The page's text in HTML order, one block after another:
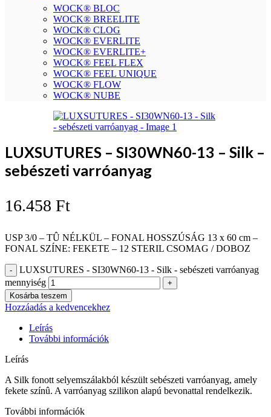
WOCK® BLOC
WOCK® BREELITE
WOCK® CLOG
WOCK® EVERLITE
WOCK® EVERLITE+
WOCK® FEEL FLEX
WOCK® FEEL UNIQUE
WOCK® FLOW
WOCK® NUBE
LUXSUTURES – SI30WN60-13 – Silk –
sebészeti varróanyag
16.458 Ft
USP 3/0 – TÛ NÉLKÜL – FONAL HOSSZÚSÁG 13 x 60 cm –
FONAL SZÍNE: FEKETE – 12 STERIL CSOMAG / DOBOZ
LUXSUTURES - SI30WN60-13 - Silk - sebészeti varróanyag
mennyiség
Kosárba teszem
Hozzáadás a kedvencekhez
Leírás
További információk
Leírás
A Silk fonott selyemszálakból készült sebészeti varróanyag, amely
fekete színû. A varróanyag szilikon alapú bevonattal rendelkezik.
További információk